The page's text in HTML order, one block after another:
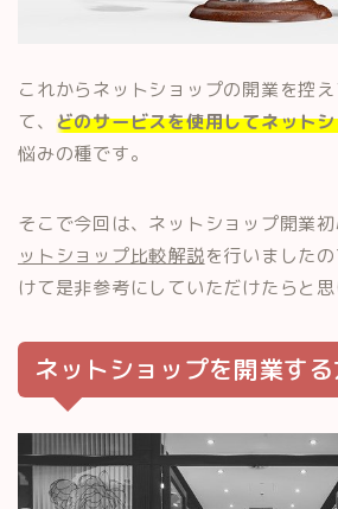
これからネットショップの開業を控
て、 どのサービスを使用してネット
悩みの種です。
そこで今回は、ネットショップ開業
ットショップ比較解説を行いました
けて是非参考にしていただけたらと思
ネットショップを開業す